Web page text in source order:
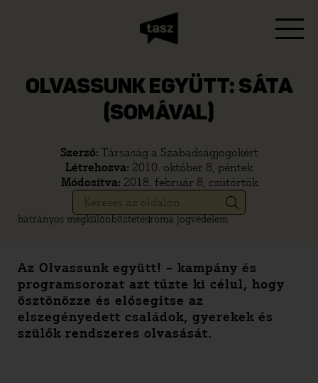
OLVASSUNK EGYÜTT: SÁTA
(SOMÁVAL)
Szerző: Társaság a Szabadságjogokért
Létrehozva: 2010. október 8, péntek
Módosítva: 2018. február 8, csütörtök
hátrányos megkülönböztetésroma jogvédelem
Az Olvassunk együtt! – kampány és
programsorozat azt tűzte ki célul, hogy
ösztönözze és elősegítse az
elszegényedett családok, gyerekek és
szülők rendszeres olvasását.